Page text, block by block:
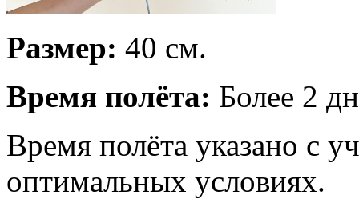
Размер: 40 см.
Время полёта: Более 2
Время полёта указано с
оптимальных условиях.